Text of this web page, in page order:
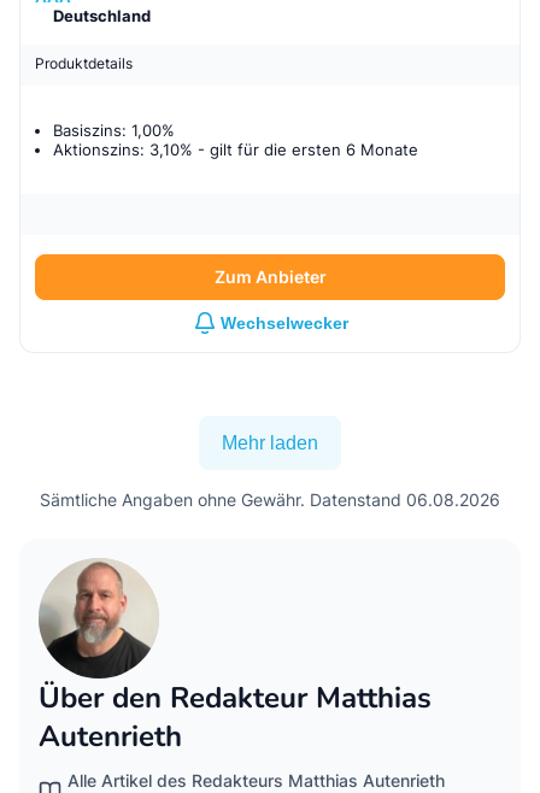
Deutschland
Produktdetails
Basiszins: 1,00%
Aktionszins: 3,10% - gilt für die ersten 6 Monate
Zum Anbieter
Wechselwecker
Mehr laden
Sämtliche Angaben ohne Gewähr. Datenstand 06.08.2026
Über den Redakteur Matthias
Autenrieth
Alle Artikel des Redakteurs Matthias Autenrieth